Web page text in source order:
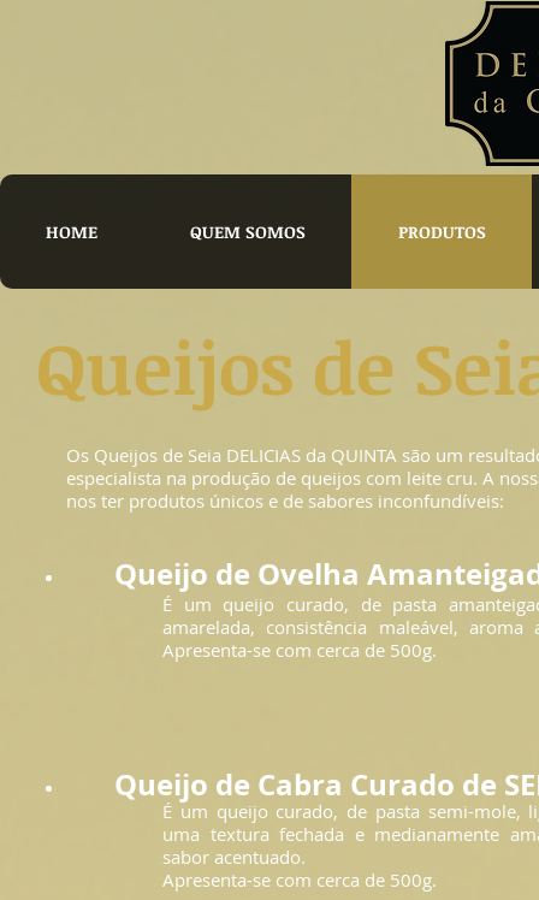
HOME QUEM SOMOS PRODUTOS
Queijos de
Os Queijos de Seia DELICIAS da QUINTA são um
especialista na produção de queijos com leite cru. A
nos ter produtos únicos e de sabores inconfundíveis:
Queijo de Ovelha
É um queijo curado, de pasta
amarelada, consistência maleável,
Apresenta-se com cerca de 500g.
Queijo de Cabra Curado de
É um queijo curado, de pasta semi-mole,
uma textura fechada e medianamente
sabor acentuado.
Apresenta-se com cerca de 500g.